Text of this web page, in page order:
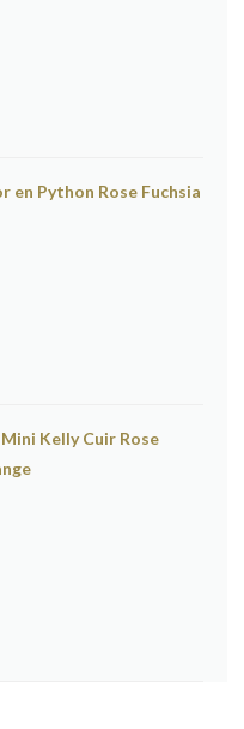
en Python Rose Fuchsia
Kelly Cuir Rose